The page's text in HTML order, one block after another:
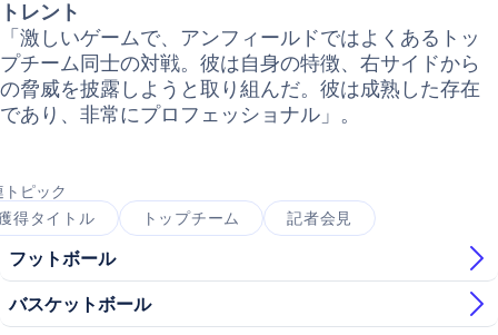
トレント
「激しいゲームで、アンフィールドではよくあるトッ
プチーム同士の対戦。彼は自身の特徴、右サイドから
の脅威を披露しようと取り組んだ。彼は成熟した存在
であり、非常にプロフェッショナル」。
トピック
得タイトル
トップチーム 記者会見
フットボール
バスケットボール